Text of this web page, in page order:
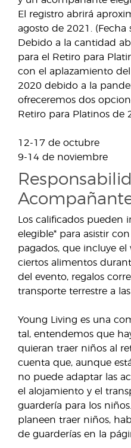
El registro abrirá
agosto de 2021. (Fecha
Debido a la cantidad
para el Retiro para
con el aplazamiento
2020 debido a la
ofreceremos dos
Retiro para Platinos de
12-17 de octubre
9-14 de noviembre
Los calificados
elegible* para asistir
pagados, que incluye el
ciertos alimentos
del evento, regalos
transporte terrestre a
Young Living es una
tal, entendemos que
quieran traer niños al
cuenta que, aunque
no puede adaptar las
el alojamiento y el
guardería para los
planeen traer niños,
de guarderías en la